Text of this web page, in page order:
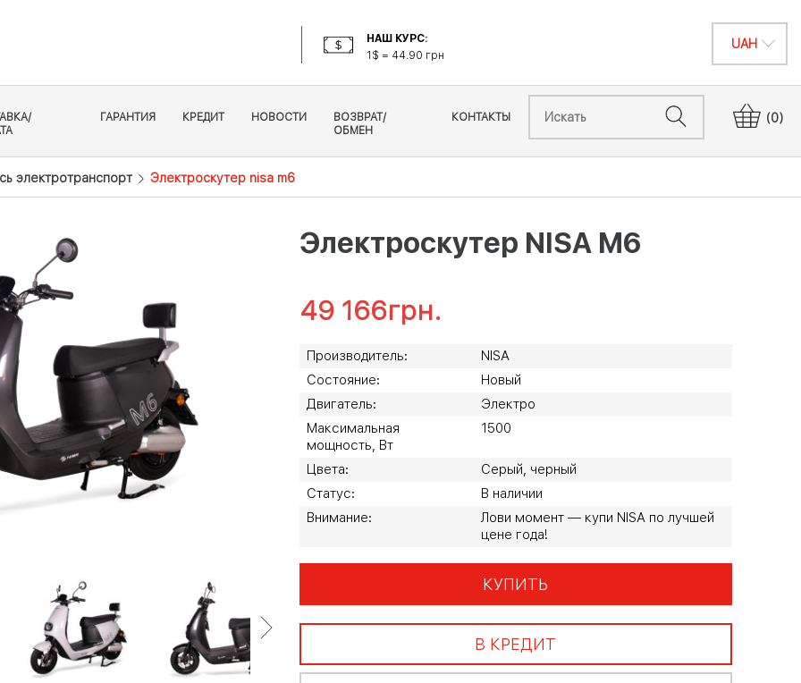
НАШ КУРС:
1$ = 44.90 грн
(0)
ГАРАНТИЯ КРЕДИТ НОВОСТИ
ВОЗВРАТ/
ОБМЕН
КОНТАКТЫ
электротранспорт Электроскутер nisa m6
Электроскутер NISA M6
49 166грн.
Производитель:
NISA
Состояние:
Новый
Двигатель:
Электро
Максимальная
мощность, Вт
1500
Цвета:
Серый, черный
Статус:
В наличии
Внимание:
Лови момент — купи NISA по лучшей
цене года!
КУПИТЬ
В КРЕДИТ